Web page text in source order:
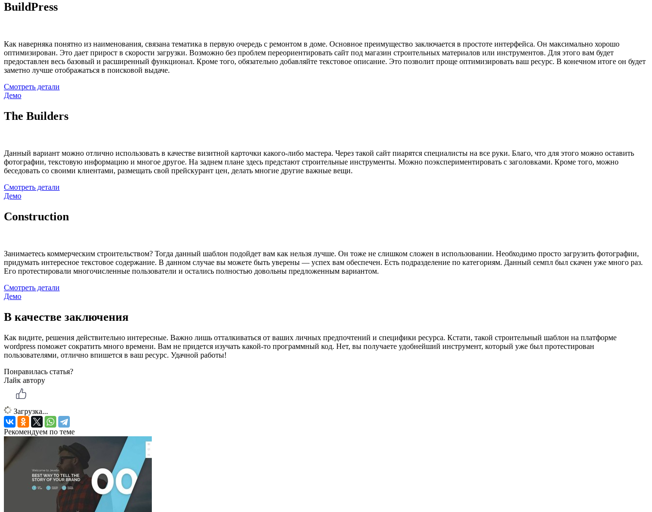
BuildPress
Как наверняка понятно из наименования, связана тематика в первую очередь с ремонтом в доме. Основное преимущество заключается в простоте интерфейса. Он максимально хорошо
оптимизирован. Это дает прирост в скорости загрузки. Возможно без проблем переориентировать сайт под магазин строительных материалов или инструментов. Для этого вам будет
предоставлен весь базовый и расширенный функционал. Кроме того, обязательно добавляйте текстовое описание. Это позволит проще оптимизировать ваш ресурс. В конечном итоге он будет
заметно лучше отображаться в поисковой выдаче.
Смотреть детали
Демо
The Builders
Данный вариант можно отлично использовать в качестве визитной карточки какого-либо мастера. Через такой сайт пиарятся специалисты на все руки. Благо, что для этого можно оставить
фотографии, текстовую информацию и многое другое. На заднем плане здесь предстают строительные инструменты. Можно поэкспериментировать с заголовками. Кроме того, можно
беседовать со своими клиентами, размещать свой прейскурант цен, делать многие другие важные вещи.
Смотреть детали
Демо
Construction
Занимаетесь коммерческим строительством? Тогда данный шаблон подойдет вам как нельзя лучше. Он тоже не слишком сложен в использовании. Необходимо просто загрузить фотографии,
придумать интересное текстовое содержание. В данном случае вы можете быть уверены — успех вам обеспечен. Есть подразделение по категориям. Данный семпл был скачен уже много раз.
Его протестировали многочисленные пользователи и остались полностью довольны предложенным вариантом.
Смотреть детали
Демо
В качестве заключения
Как видите, решения действительно интересные. Важно лишь отталкиваться от ваших личных предпочтений и специфики ресурса. Кстати, такой строительный шаблон на платформе
wordpress поможет сократить много времени. Вам не придется изучать какой-то программный код. Нет, вы получаете удобнейший инструмент, который уже был протестирован
пользователями, отлично впишется в ваш ресурс. Удачной работы!
Понравилась статья?
Лайк автору
Загрузка...
Рекомендуем по теме